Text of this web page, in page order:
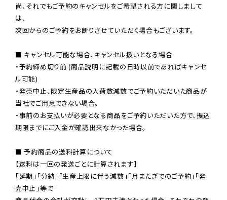
尚、それでもご予約のキャンセルをご希望される方に関しまして
は、
次回からのご予約をお断りさせていただく場合もございます。
■ キャンセル可能な場合、キャンセル扱いとなる場合
・予約締め切り前 (商品説明に記載の日時以前であればキャンセ
ル可能)
・発売中止、限定生産品の入荷数減数でご予約いただいた商品が
当社でご用意できない場合。
・事前のお支払いが必要となる商品をご予約いただいた方で、振込
期限までにご入金が確認出来なかった場合。
■ 予約商品の送料計算について
【送料は一回の発送ごとに計算されます】
「延期」「分納」「生産上限に伴う減数」「月またぎでのご予約」「発
売中止」等で